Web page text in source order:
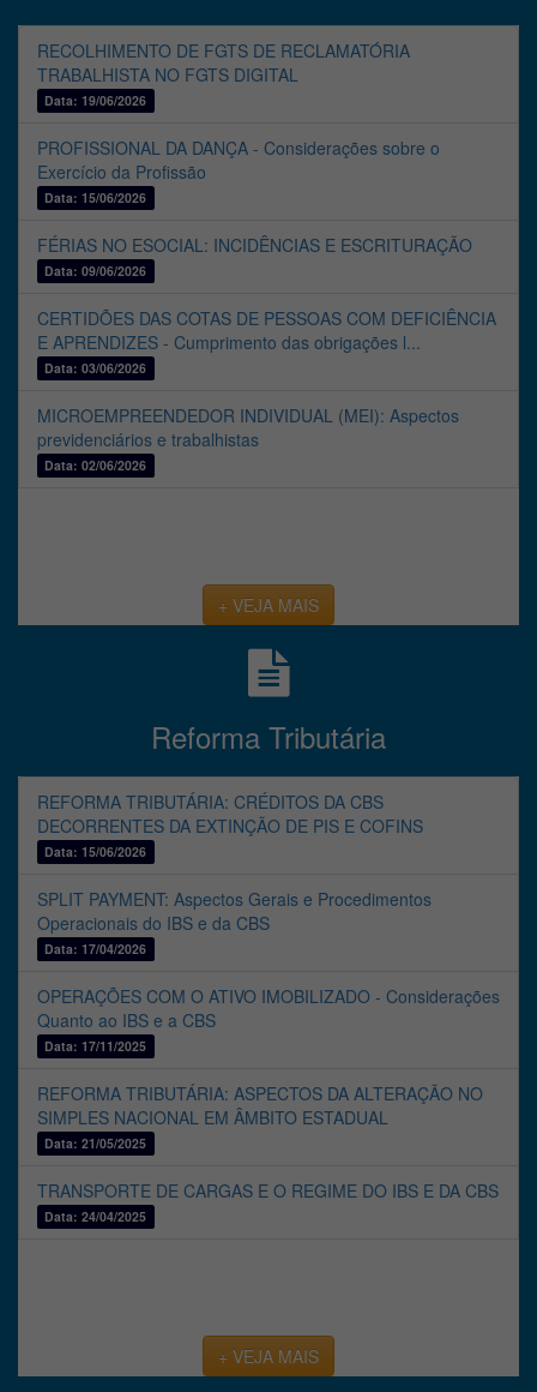
RECOLHIMENTO DE FGTS DE RECLAMATÓRIA
TRABALHISTA NO FGTS DIGITAL
Data: 19/06/2026
PROFISSIONAL DA DANÇA - Considerações sobre o
Exercício da Profissão
Data: 15/06/2026
FÉRIAS NO ESOCIAL: INCIDÊNCIAS E ESCRITURAÇÃO
Data: 09/06/2026
CERTIDÕES DAS COTAS DE PESSOAS COM DEFICIÊNCIA
E APRENDIZES - Cumprimento das obrigações l...
Data: 03/06/2026
MICROEMPREENDEDOR INDIVIDUAL (MEI): Aspectos
previdenciários e trabalhistas
Data: 02/06/2026
+ VEJA MAIS
Reforma Tributária
REFORMA TRIBUTÁRIA: CRÉDITOS DA CBS
DECORRENTES DA EXTINÇÃO DE PIS E COFINS
Data: 15/06/2026
SPLIT PAYMENT: Aspectos Gerais e Procedimentos
Operacionais do IBS e da CBS
Data: 17/04/2026
OPERAÇÕES COM O ATIVO IMOBILIZADO - Considerações
Quanto ao IBS e a CBS
Data: 17/11/2025
REFORMA TRIBUTÁRIA: ASPECTOS DA ALTERAÇÃO NO
SIMPLES NACIONAL EM ÂMBITO ESTADUAL
Data: 21/05/2025
TRANSPORTE DE CARGAS E O REGIME DO IBS E DA CBS
Data: 24/04/2025
+ VEJA MAIS